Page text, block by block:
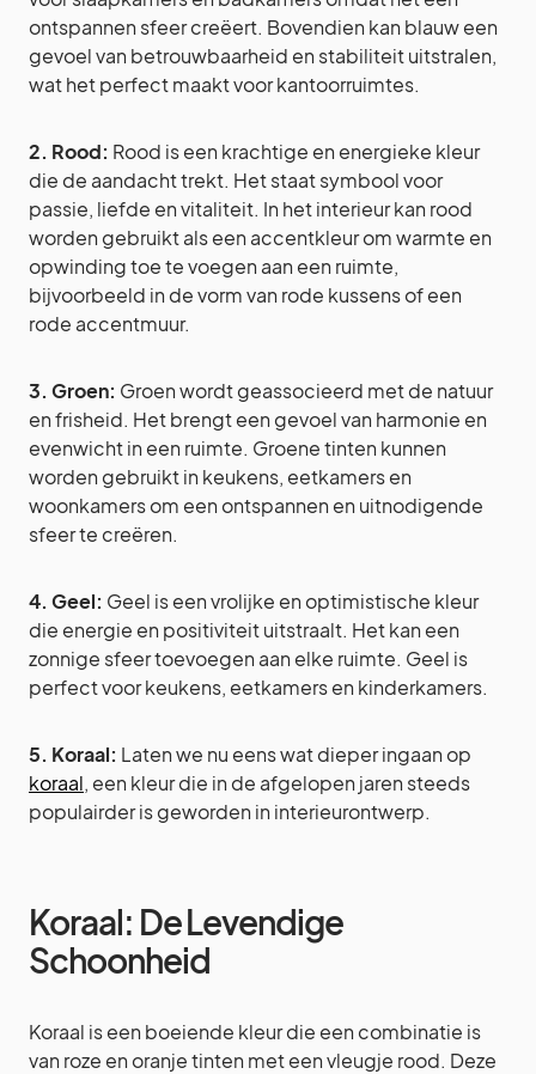
ontspannen sfeer creëert. Bovendien kan blauw een
gevoel van betrouwbaarheid en stabiliteit uitstralen,
wat het perfect maakt voor kantoorruimtes.
2. Rood: Rood is een krachtige en energieke kleur
die de aandacht trekt. Het staat symbool voor
passie, liefde en vitaliteit. In het interieur kan rood
worden gebruikt als een accentkleur om warmte en
opwinding toe te voegen aan een ruimte,
bijvoorbeeld in de vorm van rode kussens of een
rode accentmuur.
3. Groen: Groen wordt geassocieerd met de natuur
en frisheid. Het brengt een gevoel van harmonie en
evenwicht in een ruimte. Groene tinten kunnen
worden gebruikt in keukens, eetkamers en
woonkamers om een ontspannen en uitnodigende
sfeer te creëren.
4. Geel: Geel is een vrolijke en optimistische kleur
die energie en positiviteit uitstraalt. Het kan een
zonnige sfeer toevoegen aan elke ruimte. Geel is
perfect voor keukens, eetkamers en kinderkamers.
5. Koraal: Laten we nu eens wat dieper ingaan op
koraal, een kleur die in de afgelopen jaren steeds
populairder is geworden in interieurontwerp.
Koraal: De Levendige
Schoonheid
Koraal is een boeiende kleur die een combinatie is
van roze en oranje tinten met een vleugje rood. Deze